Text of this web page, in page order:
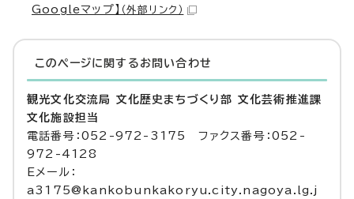
Googleマップ】 （外部リンク）
このページに関する お問い合わせ
観光文化交流局 文化歴史まちづくり部 文化芸術推進課
文化施設担当
電話番号：052-972-3175 ファクス番号：052-
972-4128
Eメール：
a3175@kankobunkakoryu.city.nagoya.lg.j